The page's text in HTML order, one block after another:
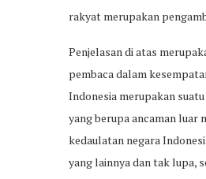
rakyat merupakan
Penjelasan di atas
pembaca dalam
Indonesia merupakan
yang berupa ancaman luar
kedaulatan negara
yang lainnya dan tak lupa,